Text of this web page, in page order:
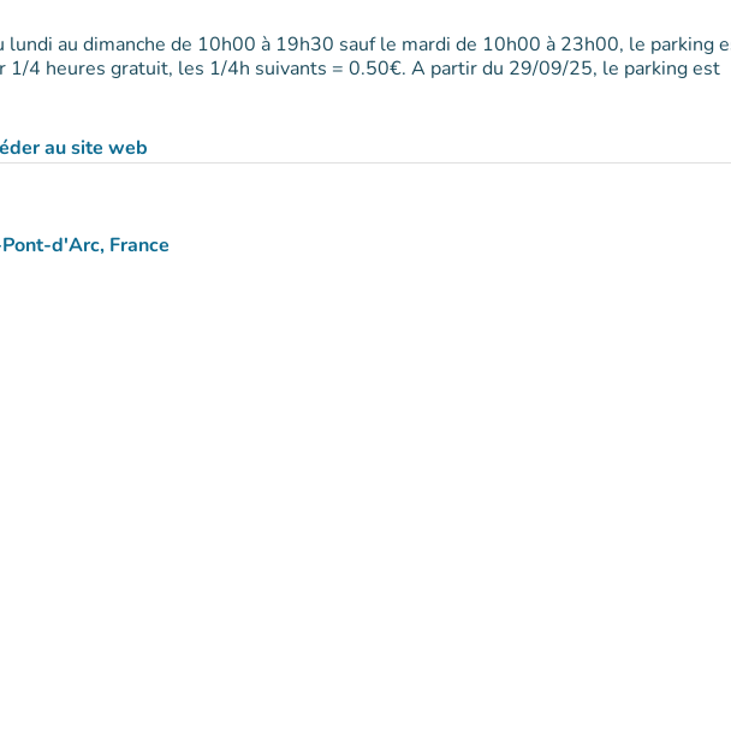
au dimanche de 10h00 à 19h30 sauf le mardi de 10h00 à 23h00, le parking
1/4 heures gratuit, les 1/4h suivants = 0.50€. A partir du 29/09/25, le parking est
au site web
(nouvel onglet)
d'Arc, France
Google Maps)